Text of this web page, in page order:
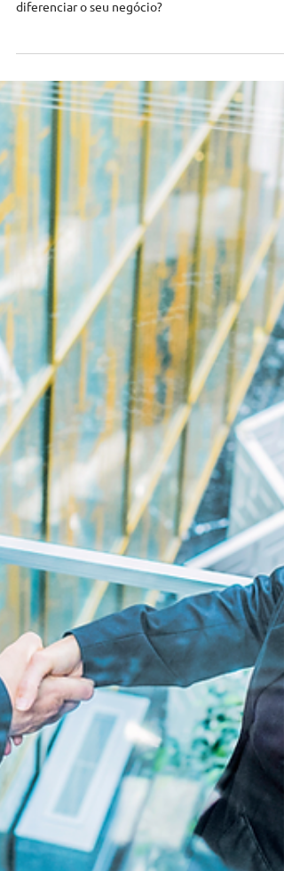
QUAL A IMPORTÂNCIA DA DIFERENCIAÇÃO
insubstituível, você precisa ser diferente". Como
diferenciar o seu negócio?